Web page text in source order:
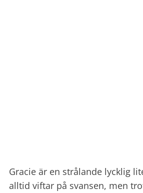
Gracie är en strålande lycklig
alltid viftar på svansen, men